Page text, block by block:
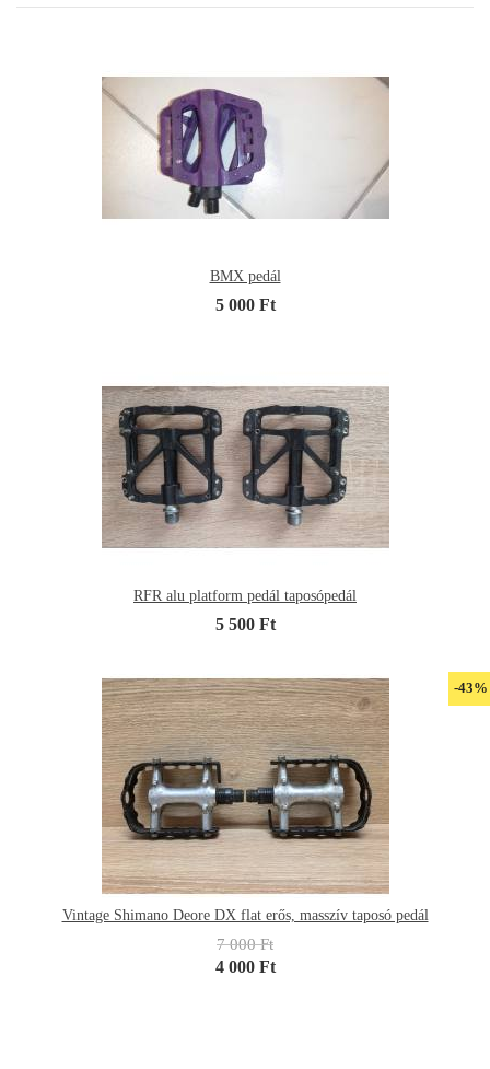
BMX pedál
5 000 Ft
RFR alu platform pedál taposópedál
5 500 Ft
-43%
Vintage Shimano Deore DX flat erős, masszív taposó pedál
7 000 Ft
4 000 Ft